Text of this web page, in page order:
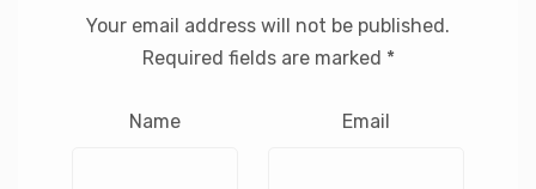
Your email address will not be published.
Required fields are marked *
Name Email